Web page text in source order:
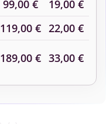
99,00 €
19,00 €
119,00 € 22,00 €
189,00 € 33,00 €